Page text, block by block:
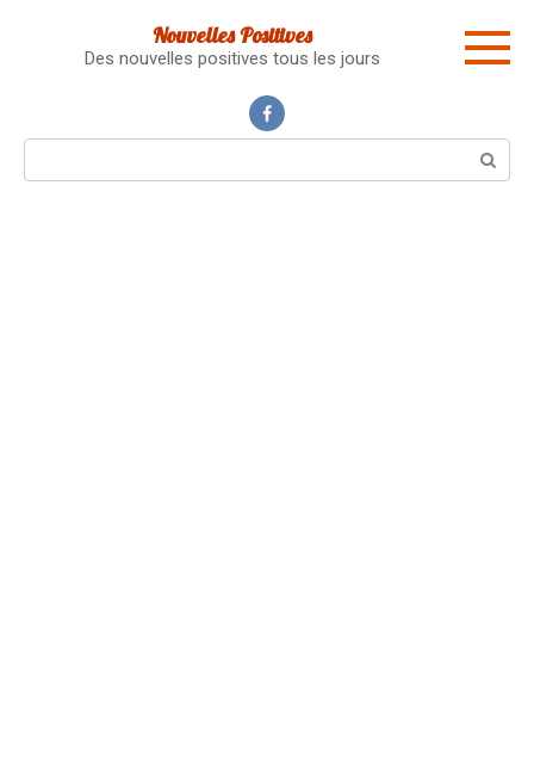
Nouvelles Positives
Des nouvelles positives tous les jours